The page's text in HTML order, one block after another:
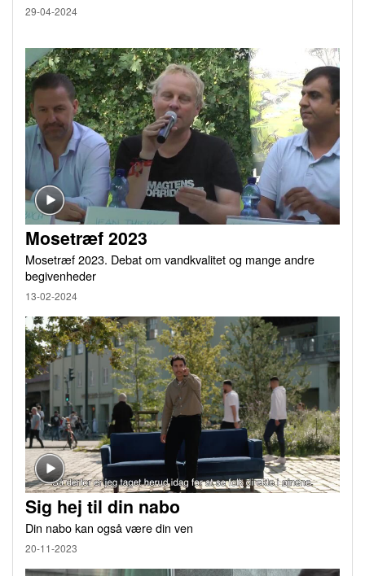
29-04-2024
Mosetræf 2023
Mosetræf 2023. Debat om vandkvalitet og mange andre
begivenheder
13-02-2024
Sig hej til din nabo
Din nabo kan også være din ven
20-11-2023